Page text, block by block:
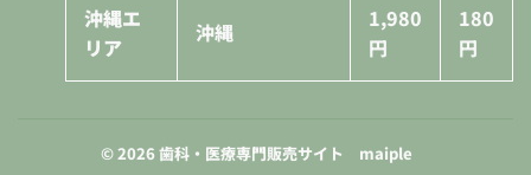
沖縄エ
リア
沖縄
1,980
円
180
円
© 2026 歯科・医療専門販売サイト maiple